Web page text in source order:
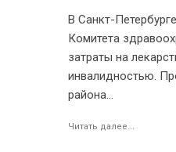
В Санкт-
Комитета
затраты на
инвалидностью.
района...
Читать далее...